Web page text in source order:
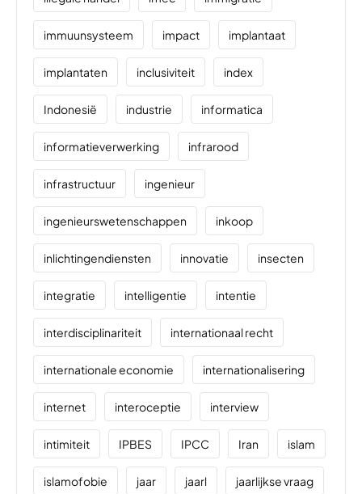
immuunsysteem impact implantaat
implantaten inclusiviteit index
Indonesië industrie informatica
informatieverwerking infrarood
infrastructuur ingenieur
ingenieurswetenschappen inkoop
inlichtingendiensten innovatie insecten
integratie intelligentie intentie
interdisciplinariteit internationaal recht
internationale economie internationalisering
internet interoceptie interview
intimiteit IPBES IPCC Iran islam
islamofobie jaar jaarl jaarlijkse vraag